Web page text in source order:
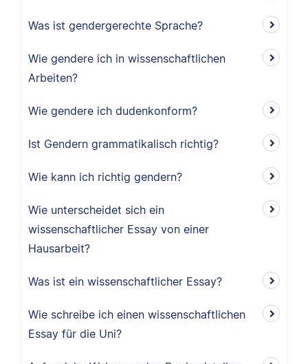
Was ist gendergerechte Sprache?
Wie gendere ich in wissenschaftlichen
Arbeiten?
Wie gendere ich dudenkonform?
Ist Gendern grammatikalisch richtig?
Wie kann ich richtig gendern?
Wie unterscheidet sich ein
wissenschaftlicher Essay von einer
Hausarbeit?
Was ist ein wissenschaftlicher Essay?
Wie schreibe ich einen wissenschaftlichen
Essay für die Uni?